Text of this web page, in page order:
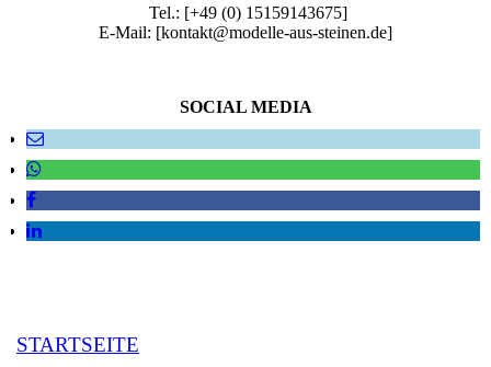
Tel.: [+49 (0) 15159143675]
E-Mail: [kontakt@modelle-aus-steinen.de]
SOCIAL MEDIA
STARTSEITE